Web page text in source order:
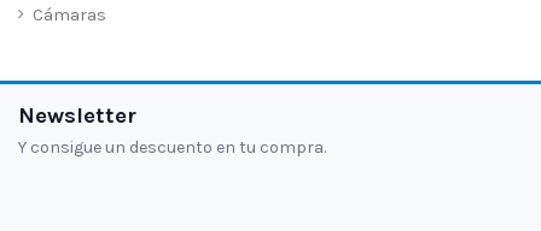
Cámaras
Newsletter
Y consigue un descuento en tu compra.